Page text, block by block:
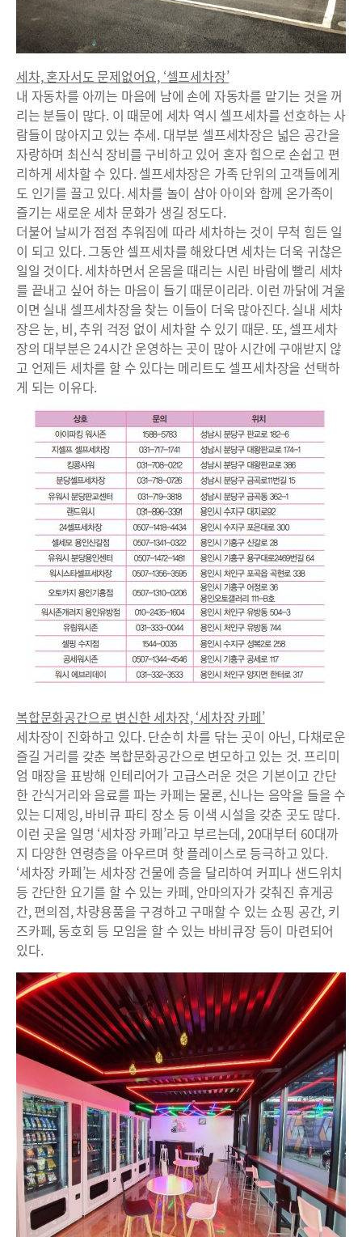
세차, 혼자서도 문제없어요, ‘셀프세차장’
내 자동차를 아끼는 마음에 남에 손에 자동차를 맡기는 것을 꺼
리는 분들이 많다. 이 때문에 세차 역시 셀프세차를 선호하는 사
람들이 많아지고 있는 추세. 대부분 셀프세차장은 넓은 공간을
자랑하며 최신식 장비를 구비하고 있어 혼자 힘으로 손쉽고 편
리하게 세차할 수 있다. 셀프세차장은 가족 단위의 고객들에게
도 인기를 끌고 있다. 세차를 놀이 삼아 아이와 함께 온가족이
즐기는 새로운 세차 문화가 생길 정도다.
더불어 날씨가 점점 추워짐에 따라 세차하는 것이 무척 힘든 일
이 되고 있다. 그동안 셀프세차를 해왔다면 세차는 더욱 귀찮은
일일 것이다. 세차하면서 온몸을 때리는 시린 바람에 빨리 세차
를 끝내고 싶어 하는 마음이 들기 때문이리라. 이런 까닭에 겨울
이면 실내 셀프세차장을 찾는 이들이 더욱 많아진다. 실내 세차
장은 눈, 비, 추위 걱정 없이 세차할 수 있기 때문. 또, 셀프세차
장의 대부분은 24시간 운영하는 곳이 많아 시간에 구애받지 않
고 언제든 세차를 할 수 있다는 메리트도 셀프세차장을 선택하
게 되는 이유다.
복합문화공간으로 변신한 세차장, ‘세차장 카페’
세차장이 진화하고 있다. 단순히 차를 닦는 곳이 아닌, 다채로운
즐길 거리를 갖춘 복합문화공간으로 변모하고 있는 것. 프리미
엄 매장을 표방해 인테리어가 고급스러운 것은 기본이고 간단
한 간식거리와 음료를 파는 카페는 물론, 신나는 음악을 들을 수
있는 디제잉, 바비큐 파티 장소 등 이색 시설을 갖춘 곳도 많다.
이런 곳을 일명 ‘세차장 카페’라고 부르는데, 20대부터 60대까
지 다양한 연령층을 아우르며 핫 플레이스로 등극하고 있다.
‘세차장 카페’는 세차장 건물에 층을 달리하여 커피나 샌드위치
등 간단한 요기를 할 수 있는 카페, 안마의자가 갖춰진 휴게공
간, 편의점, 차량용품을 구경하고 구매할 수 있는 쇼핑 공간, 키
즈카페, 동호회 등 모임을 할 수 있는 바비큐장 등이 마련되어
있다.